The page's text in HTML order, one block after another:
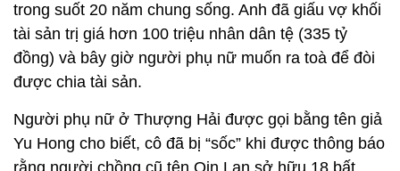
trong suốt 20 năm chung sống. Anh đã giấu vợ khối
tài sản trị giá hơn 100 triệu nhân dân tệ (335 tỷ
đồng) và bây giờ người phụ nữ muốn ra toà để đòi
được chia tài sản.
Người phụ nữ ở Thượng Hải được gọi bằng tên giả
Yu Hong cho biết, cô đã bị “sốc” khi được thông báo
rằng người chồng cũ tên Qin Lan sở hữu 18 bất